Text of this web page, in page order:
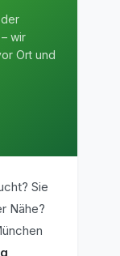
wir
Ort und
Sie
Nähe?